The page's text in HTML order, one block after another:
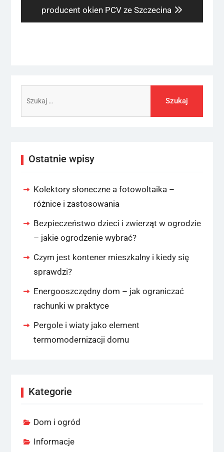
post:
producent okien PCV ze Szczecina
Ostatnie wpisy
Kolektory słoneczne a fotowoltaika –
różnice i zastosowania
Bezpieczeństwo dzieci i zwierząt w ogrodzie
– jakie ogrodzenie wybrać?
Czym jest kontener mieszkalny i kiedy się
sprawdzi?
Energooszczędny dom – jak ograniczać
rachunki w praktyce
Pergole i wiaty jako element
termomodernizacji domu
Kategorie
Dom i ogród
Informacje